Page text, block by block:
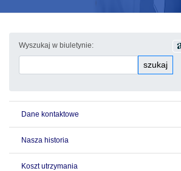
Wyszukaj w biuletynie:
szukaj
Dane kontaktowe
Nasza historia
Koszt utrzymania